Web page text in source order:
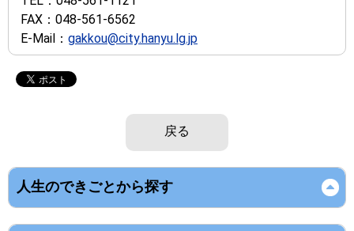
FAX： 048-561-6562
E-Mail： gakkou@city.hanyu.lg.jp
戻る
人生のできごとから探す